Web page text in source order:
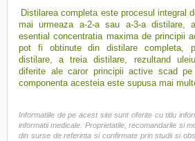
Distilarea completa este procesul integral
mai urmeaza a-2-a sau a-3-a distilare,
esential concentratia maxima de principii
pot fi obtinute din distilare completa,
distilare, a treia distilare, rezultand
diferite ale caror principii active scad
componenta acesteia este supusa mai
Informatiile de pe acest site sunt oferite cu titlu
informatii medicale. Proprietatile, recomandarile si
din surse de referinta si confirmate prin studii si